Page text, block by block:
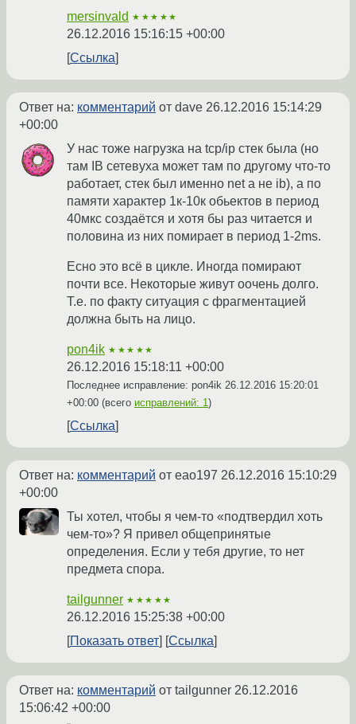
mersinvald ★★★★★
26.12.2016 15:16:15 +00:00
Ссылка
Ответ на: комментарий от dave 26.12.2016 15:14:29
+00:00
У нас тоже нагрузка на tcp/ip стек была (но
там IB сетевуха может там по другому что-то
работает, стек был именно net а не ib), а по
памяти характер 1к-10к обьектов в период
40мкс создаётся и хотя бы раз читается и
половина из них помирает в период 1-2ms.
Есно это всё в цикле. Иногда помирают
почти все. Некоторые живут оочень долго.
Т.е. по факту ситуация с фрагментацией
должна быть на лицо.
pon4ik ★★★★★
26.12.2016 15:18:11 +00:00
Последнее исправление: pon4ik 26.12.2016 15:20:01
+00:00 (всего исправлений: 1)
Ссылка
Ответ на: комментарий от eao197 26.12.2016 15:10:29
+00:00
Ты хотел, чтобы я чем-то «подтвердил хоть
чем-то»? Я привел общепринятые
определения. Если у тебя другие, то нет
предмета спора.
tailgunner ★★★★★
26.12.2016 15:25:38 +00:00
Показать ответ
Ссылка
Ответ на: комментарий от tailgunner 26.12.2016
15:06:42 +00:00